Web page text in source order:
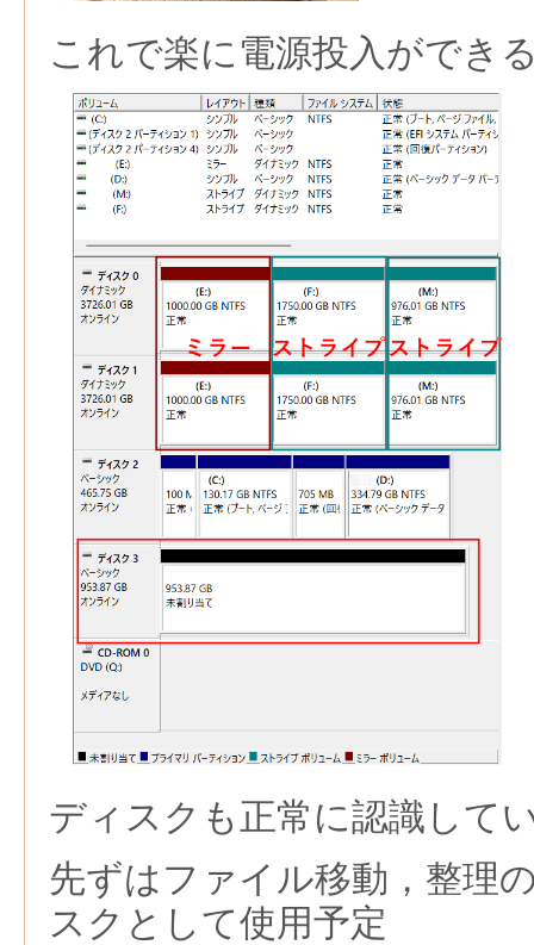
これで楽に電源投入ができ
ディスクも正常に認識して
先ずはファイル移動，整理
スクとして使用予定